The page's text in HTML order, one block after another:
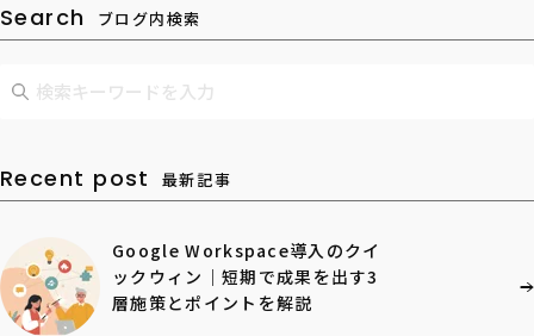
Search ブログ内検索
Recent post 最新記事
Google Workspace導入のクイ
ックウィン｜短期で成果を出す3
層施策とポイントを解説